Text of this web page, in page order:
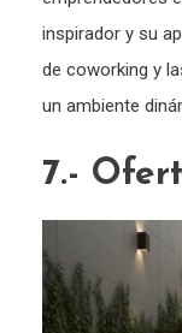
inspirador y su
de coworking y
un ambiente
7.-